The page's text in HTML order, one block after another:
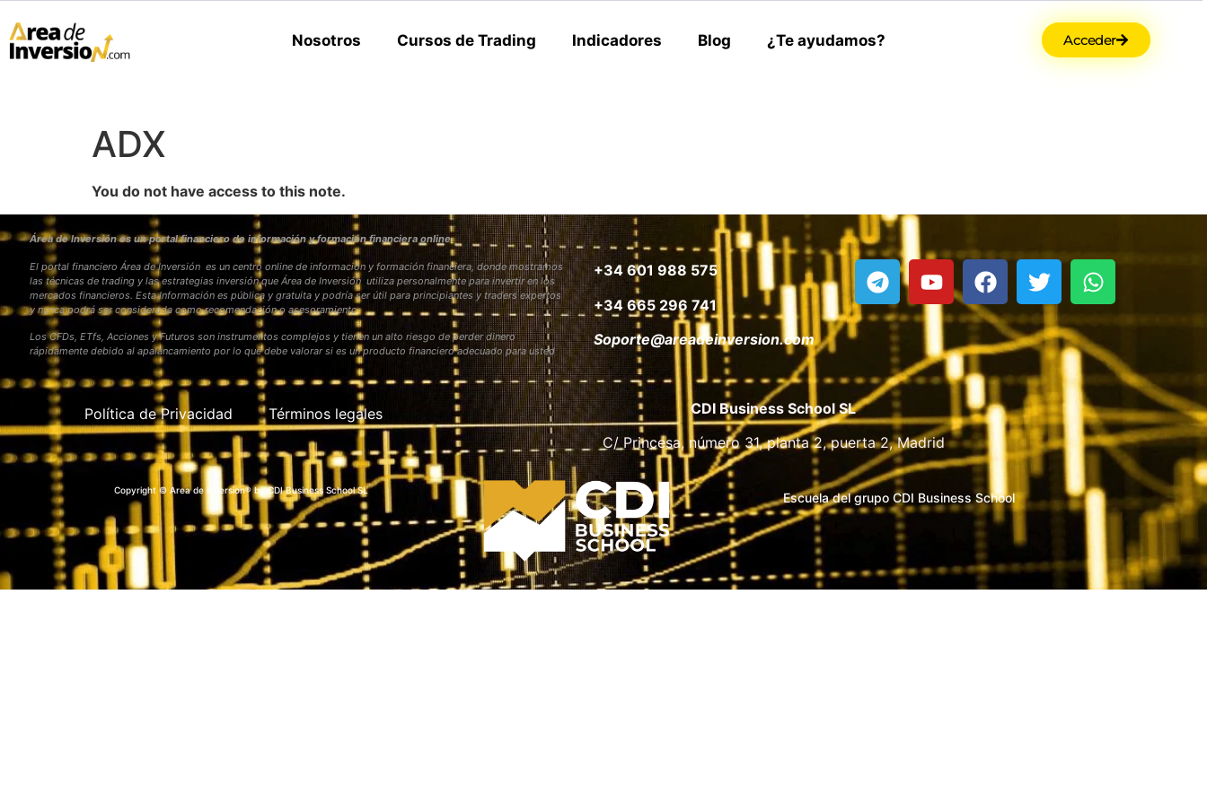
Nosotros Cursos de Trading Indicadores Blog ¿Te ayudamos? Acceder
ADX
You do not have access to this note.
Área de Inversión es un portal financiero de información y formación financiera online
El portal financiero Área de Inversión es un centro online de información y formación financiera, donde mostramos
las técnicas de trading y las estrategias inversión que Área de Inversión utiliza personalmente para invertir en los
mercados financieros. Esta Información es pública y gratuita y podría ser útil para principiantes y traders expertos
y nunca podrá ser considerada como recomendación o asesoramiento
Los CFDs, ETfs, Acciones y Futuros son instrumentos complejos y tienen un alto riesgo de perder dinero
rápidamente debido al apalancamiento por lo que debe valorar si es un producto financiero adecuado para usted
+34 601 988 575
+34 665 296 741
Soporte@areadeinversion.com
Política de Privacidad Términos legales
CDI Business School SL
C/ Princesa, número 31, planta 2, puerta 2, Madrid
Copyright © Area de inversion® by CDI Business School SL Escuela del grupo CDI Business School